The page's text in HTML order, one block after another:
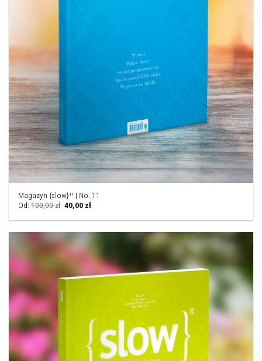
Magazyn {slow}¹¹ | No. 11
Od:100,00zł Pierwotna
cena
wynosiła:
40,00 złAktualna
wynosi: